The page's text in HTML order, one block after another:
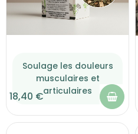
Soulage les douleurs
musculaires et
articulaires
18,40 €